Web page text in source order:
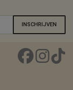
INSCHRIJVEN